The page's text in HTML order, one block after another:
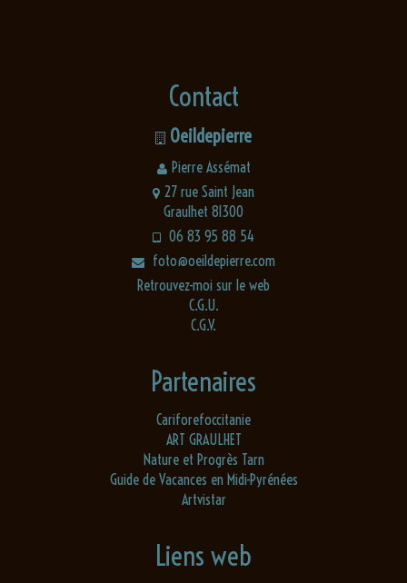
Contact
Oeildepierre
Pierre Assémat
27 rue Saint Jean
Graulhet 81300
06 83 95 88 54
foto@oeildepierre.com
Retrouvez-moi sur le web
C.G.U.
C.G.V.
Partenaires
Cariforefoccitanie
ART GRAULHET
Nature et Progrès Tarn
Guide de Vacances en Midi-Pyrénées
Artvistar
Liens web